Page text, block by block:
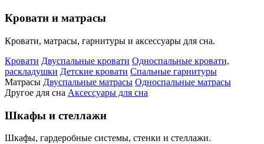
Кровати и матрасы
Кровати, матрасы, гарнитуры и аксессуары для сна.
Кровати Двуспальные кровати Односпальные кровати,
раскладушки Детские кровати Спальные гарнитуры
Матрасы Двуспальные матрасы Односпальные матрасы
Другое для сна Аксессуары для сна
Шкафы и стеллажи
Шкафы, гардеробные системы, стенки и стеллажи.